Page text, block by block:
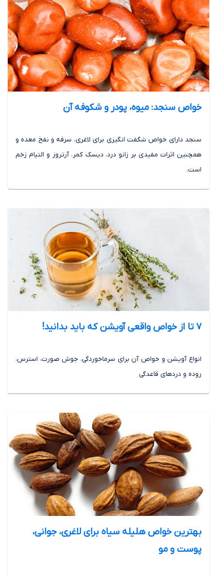
خواص سنجد: میوه، پودر و شکوفه آن
سنجد دارای خواص شگفت انگیزی برای لاغری، سرفه و نفخ معده و
همچنین اثرات مفیدی بر زانو درد، دیسک کمر، آرتروز و التیام زخم
است.
7 تا از خواص واقعی آویشن که باید بدانید!
انواع آویشن و خواص آن برای سرماخوردگی، جوش صورت، استرس،
روده و دردهای قاعدگی
بهترین خواص هلیله سیاه برای لاغری، جوانی،
پوست و مو